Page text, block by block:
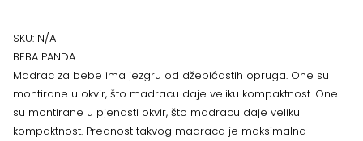
VIŠE
količina
SKU: N/A
BEBA PANDA
Madrac za bebe ima jezgru od džepićastih opruga. One su
montirane u okvir, što madracu daje veliku kompaktnost. One
su montirane u pjenasti okvir, što madracu daje veliku
kompaktnost. Prednost takvog madraca je maksimalna